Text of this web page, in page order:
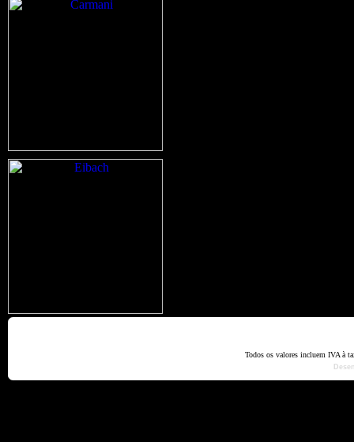
Todos os valores incluem IVA à